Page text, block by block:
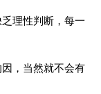
理性判断，每一
，当然就不会有